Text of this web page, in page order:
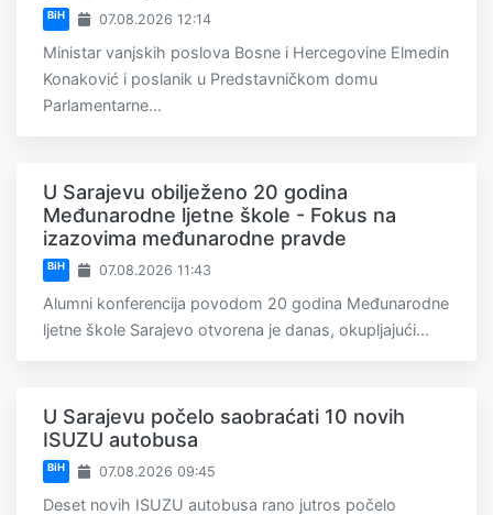
BiH 07.08.2026 12:14
Ministar vanjskih poslova Bosne i Hercegovine Elmedin
Konaković i poslanik u Predstavničkom domu
Parlamentarne...
U Sarajevu obilježeno 20 godina
Međunarodne ljetne škole - Fokus na
izazovima međunarodne pravde
BiH 07.08.2026 11:43
Alumni konferencija povodom 20 godina Međunarodne
ljetne škole Sarajevo otvorena je danas, okupljajući...
U Sarajevu počelo saobraćati 10 novih
ISUZU autobusa
BiH 07.08.2026 09:45
Deset novih ISUZU autobusa rano jutros počelo